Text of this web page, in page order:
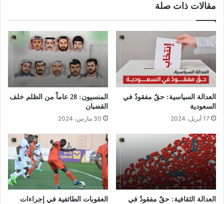
مقالات ذات صلة
العدالة السياسية: حقٌ مفقودٌ في
السعودية
17 أبريل، 2024
المنسيون: 28 عاماً من الظلم خلف
القضبان
30 مارس، 2024
العدالة الثقافية: حقٌ مفقودٌ في
العقوبات الطائفية في إجراءات